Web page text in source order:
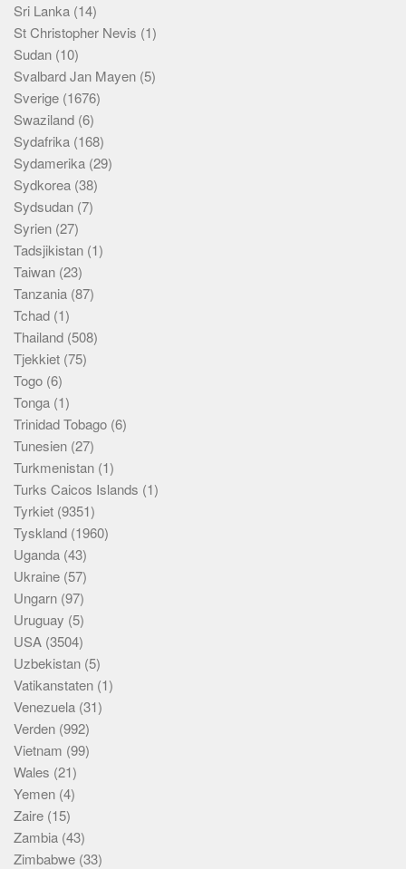
Sri Lanka (14)
St Christopher Nevis (1)
Sudan (10)
Svalbard Jan Mayen (5)
Sverige (1676)
Swaziland (6)
Sydafrika (168)
Sydamerika (29)
Sydkorea (38)
Sydsudan (7)
Syrien (27)
Tadsjikistan (1)
Taiwan (23)
Tanzania (87)
Tchad (1)
Thailand (508)
Tjekkiet (75)
Togo (6)
Tonga (1)
Trinidad Tobago (6)
Tunesien (27)
Turkmenistan (1)
Turks Caicos Islands (1)
Tyrkiet (9351)
Tyskland (1960)
Uganda (43)
Ukraine (57)
Ungarn (97)
Uruguay (5)
USA (3504)
Uzbekistan (5)
Vatikanstaten (1)
Venezuela (31)
Verden (992)
Vietnam (99)
Wales (21)
Yemen (4)
Zaire (15)
Zambia (43)
Zimbabwe (33)